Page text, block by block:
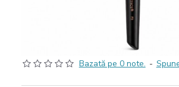
Bazată pe 0 note. -